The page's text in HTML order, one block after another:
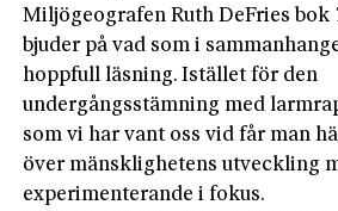
Miljögeografen Ruth DeFries bok
bjuder på vad som i
hoppfull läsning. Istället för den
undergångsstämning med
som vi har vant oss vid får man
över mänsklighetens utveckling
experimenterande i fokus.